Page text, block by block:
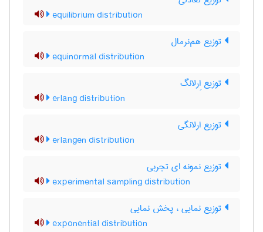
equilibrium distribution
توزیع هم‌نرمال
equinormal distribution
توزیع اِرلانگ
erlang distribution
توزیع ارلانگی
erlangen distribution
توزیع نمونه ای تجربی
experimental sampling distribution
توزیع نمایی ، پخش نمایی
exponential distribution